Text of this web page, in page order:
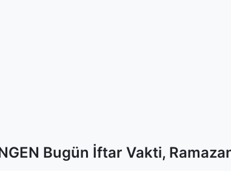
Bugün İftar Vakti,